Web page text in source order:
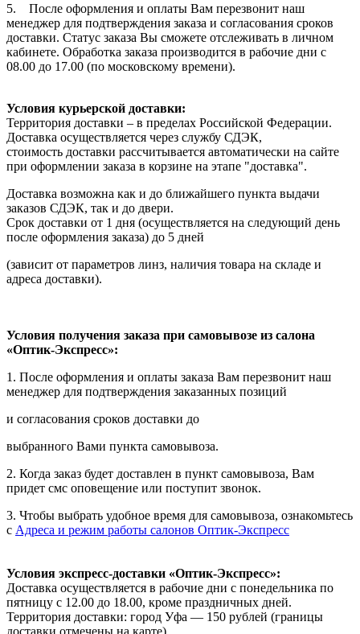
5. После оформления и оплаты Вам перезвонит наш
менеджер для подтверждения заказа и согласования сроков
доставки. Статус заказа Вы сможете отслеживать в личном
кабинете. Обработка заказа производится в рабочие дни с
08.00 до 17.00 (по московскому времени).
Условия курьерской доставки:
Территория доставки – в пределах Российской Федерации.
Доставка осуществляется через службу СДЭК,
стоимость доставки рассчитывается автоматически на сайте
при оформлении заказа в корзине на этапе "доставка".
Доставка возможна как и до ближайшего пункта выдачи
заказов СДЭК, так и до двери.
Срок доставки от 1 дня (осуществляется на следующий день
после оформления заказа) до 5 дней
(зависит от параметров линз, наличия товара на складе и
адреса доставки).
Условия получения заказа при самовывозе из салона
«Оптик-Экспресс»:
1. После оформления и оплаты заказа Вам перезвонит наш
менеджер для подтверждения заказанных позиций
и согласования сроков доставки до
выбранного Вами пункта самовывоза.
2. Когда заказ будет доставлен в пункт самовывоза, Вам
придет смс оповещение или поступит звонок.
3. Чтобы выбрать удобное время для самовывоза, ознакомьтесь
с Адреса и режим работы салонов Оптик-Экспресс
Условия экспресс-доставки «Оптик-Экспресс»:
Доставка осуществляется в рабочие дни с понедельника по
пятницу с 12.00 до 18.00, кроме праздничных дней.
Территория доставки: город Уфа — 150 рублей (границы
доставки отмечены на карте).